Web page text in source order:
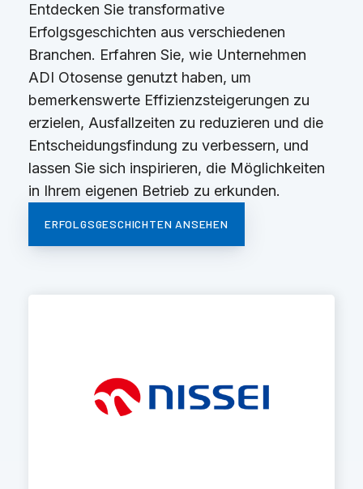
Entdecken Sie transformative
Erfolgsgeschichten aus verschiedenen
Branchen. Erfahren Sie, wie Unternehmen
ADI Otosense genutzt haben, um
bemerkenswerte Effizienzsteigerungen zu
erzielen, Ausfallzeiten zu reduzieren und die
Entscheidungsfindung zu verbessern, und
lassen Sie sich inspirieren, die Möglichkeiten
in Ihrem eigenen Betrieb zu erkunden.
ERFOLGSGESCHICHTEN ANSEHEN